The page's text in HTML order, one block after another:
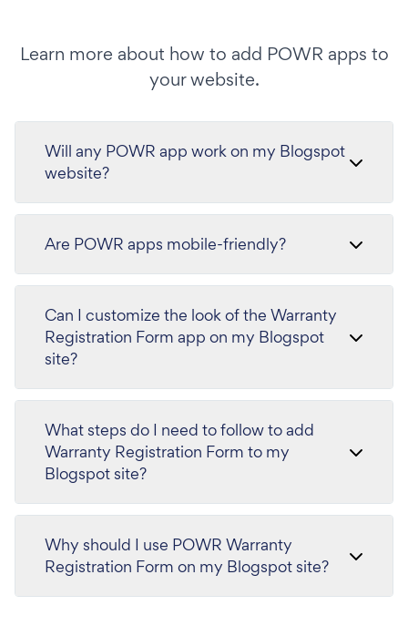
Learn more about how to add POWR apps to
your website.
Will any POWR app work on my Blogspot
website?
Are POWR apps mobile-friendly?
Can I customize the look of the Warranty
Registration Form app on my Blogspot
site?
What steps do I need to follow to add
Warranty Registration Form to my
Blogspot site?
Why should I use POWR Warranty
Registration Form on my Blogspot site?